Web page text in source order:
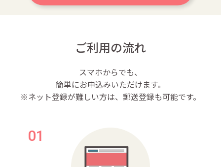
ご利用の流れ
スマホからでも、
簡単にお申込みいただけます。
※ネット登録が難しい方は、郵送登録も可能です。